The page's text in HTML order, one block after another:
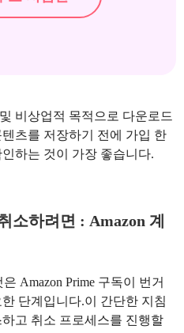
비상업적 목적으로 다운로드
츠를 저장하기 전에 가입 한
하는 것이 가장 좋습니다.
소하려면 : Amazon 계
Amazon Prime 구독이 번거
단계입니다.이 간단한 지침
고 취소 프로세스를 진행할